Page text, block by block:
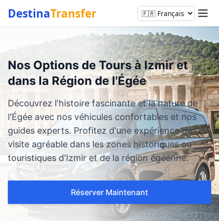
DestinaTransfer
Nos Options de Tours à Izmir et
dans la Région de l'Égée
Découvrez l'histoire fascinante et la nature de
l'Égée avec nos véhicules confortables et nos
guides experts. Profitez d'une expérience de
visite agréable dans les zones historiques ou
touristiques d'Izmir et de la région égéenne.
Réserver Maintenant